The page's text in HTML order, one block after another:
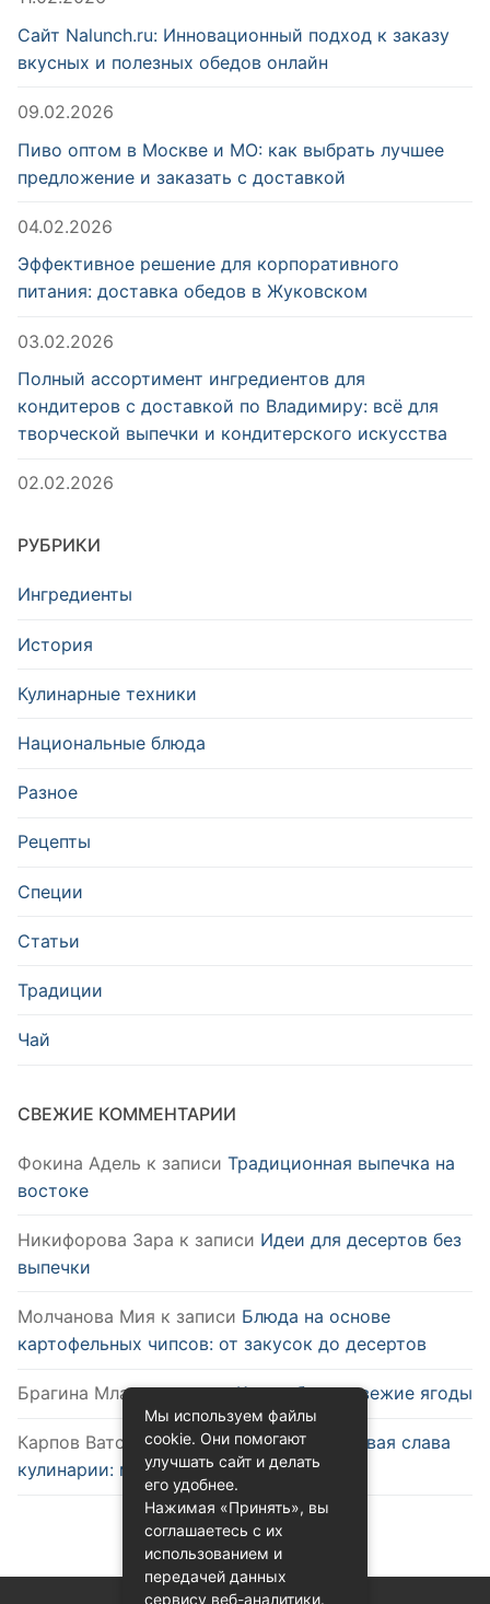
Сайт Nalunch.ru: Инновационный подход к заказу
вкусных и полезных обедов онлайн
09.02.2026
Пиво оптом в Москве и МО: как выбрать лучшее
предложение и заказать с доставкой
04.02.2026
Эффективное решение для корпоративного
питания: доставка обедов в Жуковском
03.02.2026
Полный ассортимент ингредиентов для
кондитеров с доставкой по Владимиру: всё для
творческой выпечки и кондитерского искусства
02.02.2026
РУБРИКИ
Ингредиенты
История
Кулинарные техники
Национальные блюда
Разное
Рецепты
Специи
Статьи
Традиции
Чай
СВЕЖИЕ КОММЕНТАРИИ
Фокина Адель к записи Традиционная выпечка на
востоке
Никифорова Зара к записи Идеи для десертов без
выпечки
Молчанова Мия к записи Блюда на основе
картофельных чипсов: от закусок до десертов
Брагина Младак записиКак выбрать свежие ягоды
Карпов Ватславк записиУдобство и новая слава
кулинарии: микроволновка
Мы используем файлы
cookie. Они помогают
улучшать сайт и делать
его удобнее.
Нажимая «Принять», вы
соглашаетесь с их
использованием и
передачей данных
сервису веб-аналитики.